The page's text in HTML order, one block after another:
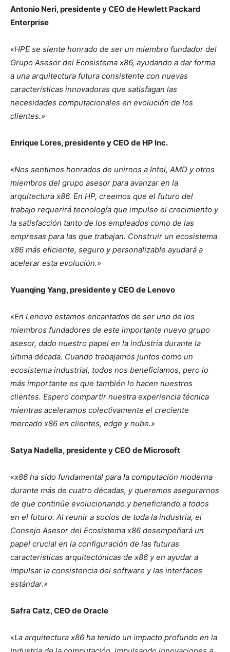
Antonio Neri, presidente y CEO de Hewlett Packard
Enterprise
«HPE se siente honrado de ser un miembro fundador del
Grupo Asesor del Ecosistema x86, ayudando a dar forma
a una arquitectura futura consistente con nuevas
características innovadoras que satisfagan las
necesidades computacionales en evolución de los
clientes.»
Enrique Lores, presidente y CEO de HP Inc.
«Nos sentimos honrados de unirnos a Intel, AMD y otros
miembros del grupo asesor para avanzar en la
arquitectura x86. En HP, creemos que el futuro del
trabajo requerirá tecnología que impulse el crecimiento y
la satisfacción tanto de los empleados como de las
empresas para las que trabajan. Construir un ecosistema
x86 más eficiente, seguro y personalizable ayudará a
acelerar esta evolución.»
Yuanqing Yang, presidente y CEO de Lenovo
«En Lenovo estamos encantados de ser uno de los
miembros fundadores de este importante nuevo grupo
asesor, dado nuestro papel en la industria durante la
última década. Cuando trabajamos juntos como un
ecosistema industrial, todos nos beneficiamos, pero lo
más importante es que también lo hacen nuestros
clientes. Espero compartir nuestra experiencia técnica
mientras aceleramos colectivamente el creciente
mercado x86 en clientes, edge y nube.»
Satya Nadella, presidente y CEO de Microsoft
«x86 ha sido fundamental para la computación moderna
durante más de cuatro décadas, y queremos asegurarnos
de que continúe evolucionando y beneficiando a todos
en el futuro. Al reunir a socios de toda la industria, el
Consejo Asesor del Ecosistema x86 desempeñará un
papel crucial en la configuración de las futuras
características arquitectónicas de x86 y en ayudar a
impulsar la consistencia del software y las interfaces
estándar.»
Safra Catz, CEO de Oracle
«La arquitectura x86 ha tenido un impacto profundo en la